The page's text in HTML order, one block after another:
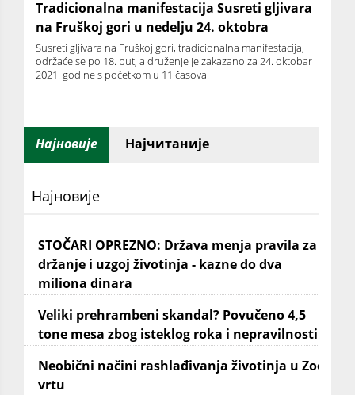
Tradicionalna manifestacija Susreti gljivara
na Fruškoj gori u nedelju 24. oktobra
Susreti gljivara na Fruškoj gori, tradicionalna manifestacija,
održaće se po 18. put, a druženje je zakazano za 24. oktobar
2021. godine s početkom u 11 časova.
Најновије Најчитаније
Најновије
STOČARI OPREZNO: Država menja pravila za
držanje i uzgoj životinja - kazne do dva
miliona dinara
Veliki prehrambeni skandal? Povučeno 4,5
tone mesa zbog isteklog roka i nepravilnosti
Neobični načini rashlađivanja životinja u Zoo
vrtu